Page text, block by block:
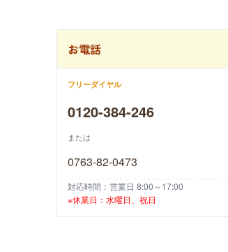
お電話
フリーダイヤル
0120-384-246
または
0763-82-0473
対応時間：営業日 8:00～17:00
※休業日：水曜日、祝日